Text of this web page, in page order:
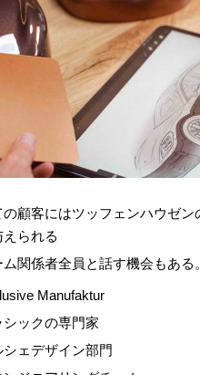
顧客にはツッフェンハウゼ
られる
関係者全員と話す機会もある
Manufaktur
ックの専門家
シェデザイン部門